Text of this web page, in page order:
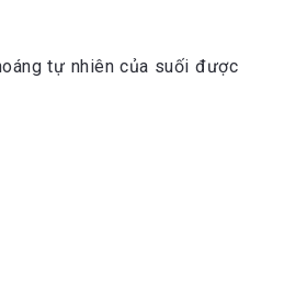
tự nhiên của suối được